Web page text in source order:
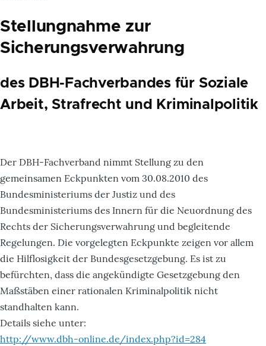
Stellungnahme zur
Sicherungsverwahrung
des DBH-Fachverbandes für Soziale
Arbeit, Strafrecht und Kriminalpolitik
Der DBH-Fachverband nimmt Stellung zu den
gemeinsamen Eckpunkten vom 30.08.2010 des
Bundesministeriums der Justiz und des
Bundesministeriums des Innern für die Neuordnung des
Rechts der Sicherungsverwahrung und begleitende
Regelungen. Die vorgelegten Eckpunkte zeigen vor allem
die Hilflosigkeit der Bundesgesetzgebung. Es ist zu
befürchten, dass die angekündigte Gesetzgebung den
Maßstäben einer rationalen Kriminalpolitik nicht
standhalten kann.
Details siehe unter:
http://www.dbh-online.de/index.php?id=284